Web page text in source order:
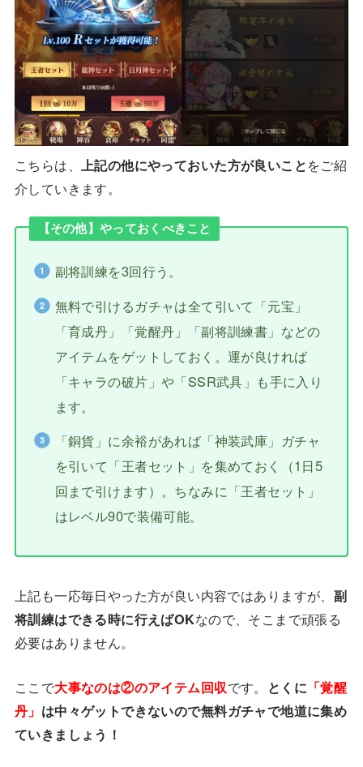
こちらは、 上記の他にやっておいた方が良いことをご紹
介していきます。
【その他】やっておくべきこと
副将訓練を3回行う。
無料で引けるガチャは全て引いて「元宝」
「育成丹」「覚醒丹」「副将訓練書」などの
アイテムをゲットしておく。運が良ければ
「キャラの破片」や「SSR武具」も手に入り
ます。
「銅貨」に余裕があれば「神装武庫」ガチャ
を引いて「王者セット」を集めておく（1日5
回まで引けます）。ちなみに「王者セット」
はレベル90で装備可能。
上記も一応毎日やった方が良い内容ではありますが、 副
将訓練はできる時に行えばOKなので、そこまで頑張る
必要はありません。
ここで大事なのは②のアイテム回収です。 とくに 「覚醒
丹」 は中々ゲットできないので無料ガチャで地道に集め
ていきましょう！